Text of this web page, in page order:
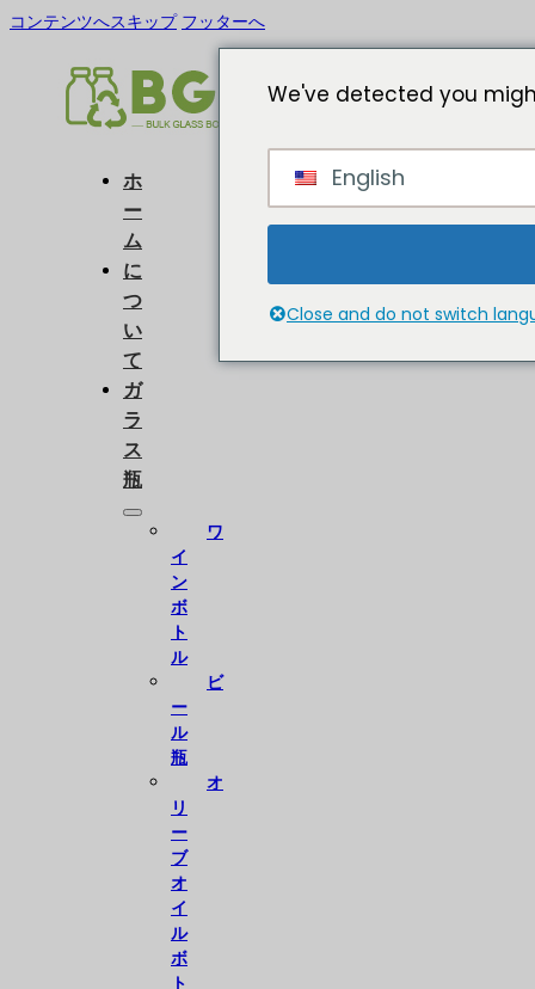
コンテンツへスキップ フッターへ
ホ
ー
ム
に
つ
い
て
ガ
ラ
ス
瓶
ワ
イ
ン
ボ
ト
ル
ビ
ー
ル
瓶
オ
リ
ー
ブ
オ
イ
ル
ボ
ト
We've detected you
English
Close and do not switch